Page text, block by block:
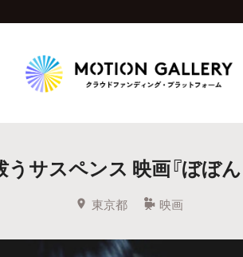
ェクト 新着プロジェクト 終了間
Feature
サスペンス 映画『ぼぼ
東京都 映画